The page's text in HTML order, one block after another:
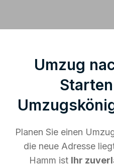
Umzug
Planen Sie einen
die neue Adresse
Hamm ist Ihr